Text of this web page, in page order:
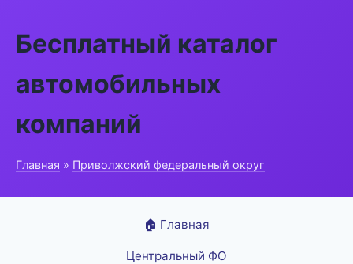
Бесплатный каталог
автомобильных
компаний
Главная » Приволжский федеральный округ
🏠 Главная
Центральный ФО